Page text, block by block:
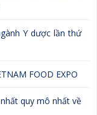
Y dược lần thứ
FOOD EXPO
quy mô nhất về